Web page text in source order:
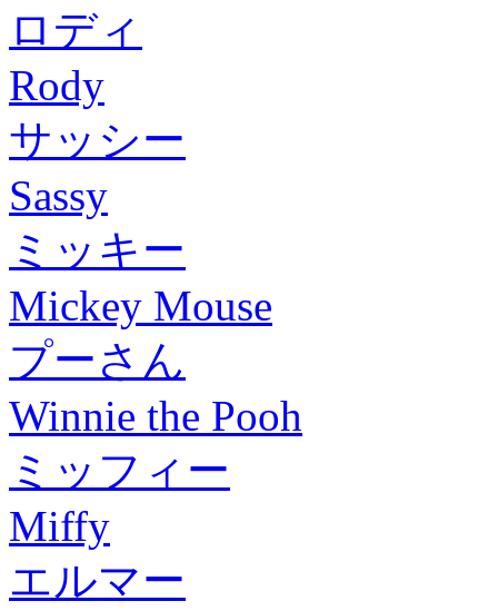
ロディ
Rody
サッシー
Sassy
ミッキー
Mickey Mouse
プーさん
Winnie the Pooh
ミッフィー
Miffy
エルマー